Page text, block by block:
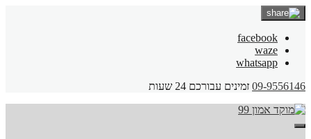
facebook
waze
whatsapp
09-9556146 זמינים עבורכם 24 שעות